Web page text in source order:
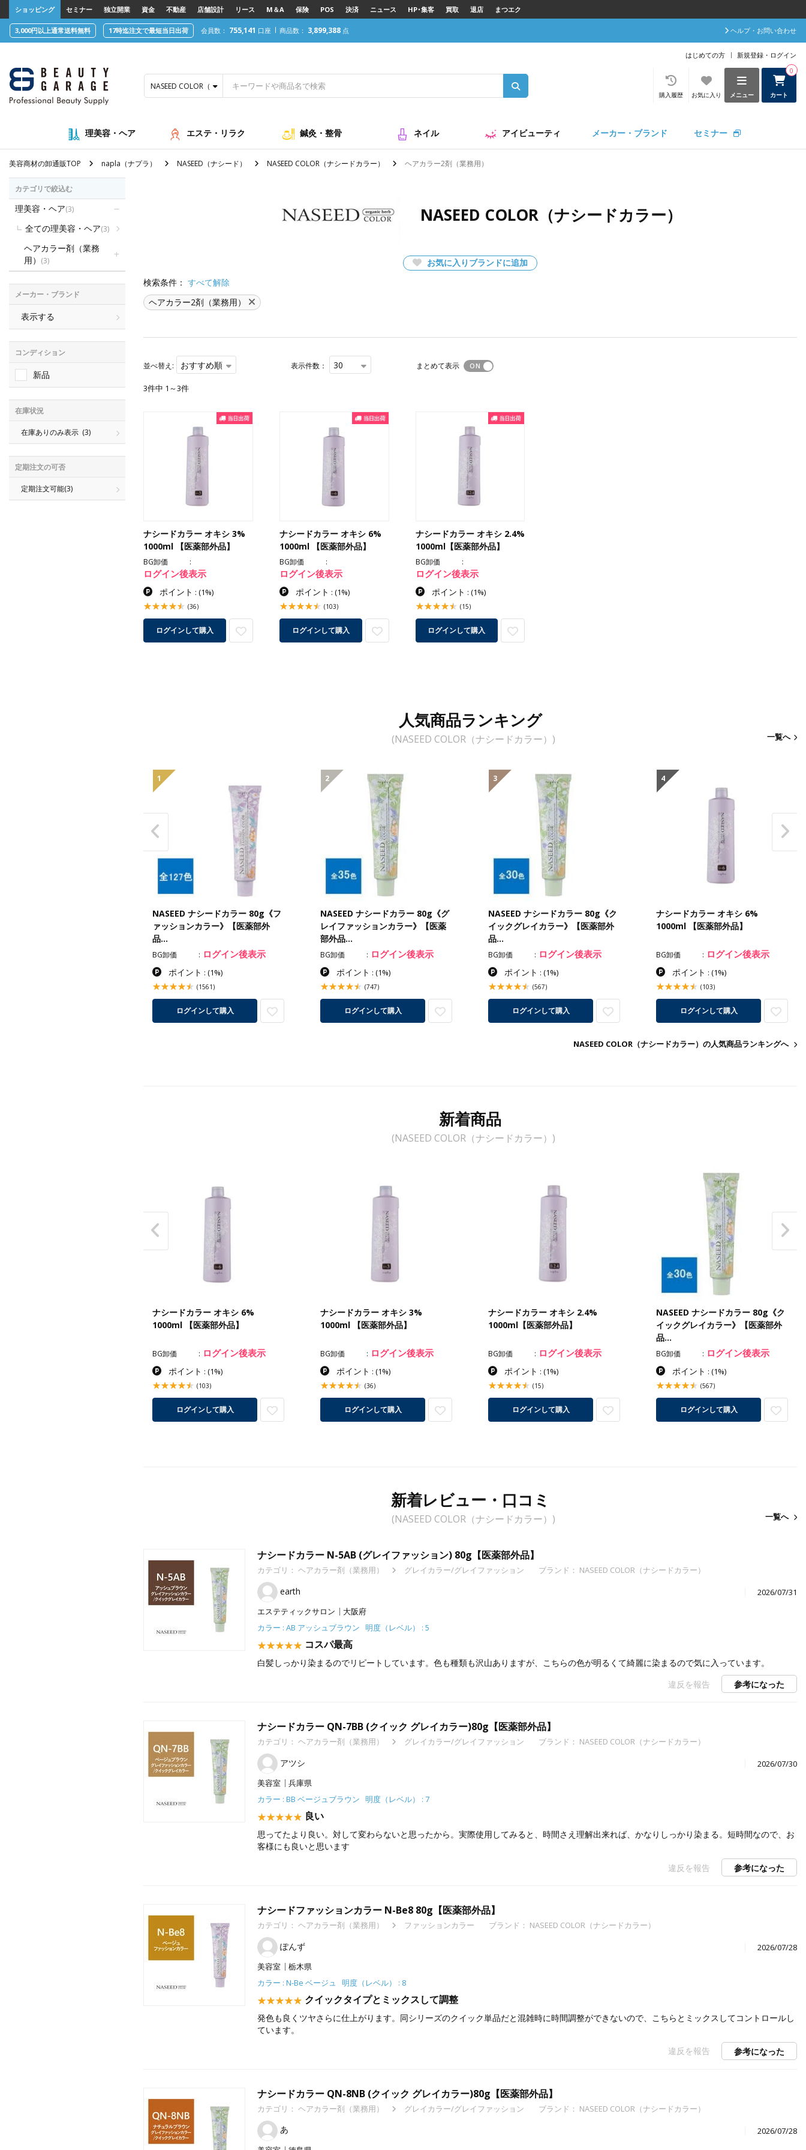
text.skipToContent
text.skipToNavigation
ショッピング セミナー 独立開業 資金 不動産 店舗設計 リース M＆A 保険 POS 決済 ニュース HP･集客 買取 退店 まつエク
3,000円以上通常送料無料 17時迄注文で最短当日出荷 会員数： 755,141 口座 商品数： 3,899,388 点 ヘルプ・お問い合わせ
はじめての方 新規登録・ログイン
カート
0
メニュー
お気に入り
購入履歴
NASEED COLOR（ナシードカラー）
理美容・ヘア エステ・リラク 鍼灸・整骨 ネイル アイビューティ メーカー・ブランド セミナー
美容商材の卸通販TOP napla（ナプラ） NASEED（ナシード） NASEED COLOR（ナシードカラー） ヘアカラー2剤（業務用）
カテゴリで絞込む
理美容・ヘア(3)
全ての理美容・ヘア(3)
ヘアカラー剤（業務
用） (3)
メーカー・ブランド
表示する
コンディション
新品
在庫状況
在庫ありのみ表示 (3)
定期注文の可否
定期注文可能(3)
NASEED COLOR（ナシードカラー）
お気に入りブランドに追加
検索条件： すべて解除
ヘアカラー2剤（業務用）
並べ替え: おすすめ順 表示件数： 30 まとめて表示
3件中 1～3件
ナシードカラー オキシ 3%
1000ml 【医薬部外品】
BG卸価
ログイン後表示
ポイント : (1%)
(36)
ログインして購入
ナシードカラー オキシ 6%
1000ml 【医薬部外品】
BG卸価
ログイン後表示
ポイント : (1%)
(103)
ログインして購入
ナシードカラー オキシ 2.4%
1000ml【医薬部外品】
BG卸価
ログイン後表示
ポイント : (1%)
(15)
ログインして購入
人気商品ランキング
(NASEED COLOR（ナシードカラー）) 一覧へ
1
NASEED ナシードカラー 80g《フ
ァッションカラー》【医薬部外
品…
BG卸価 ログイン後表示
ポイント : (1%)
(1561)
ログインして購入
2
NASEED ナシードカラー 80g《グ
レイファッションカラー》【医薬
部外品…
BG卸価 ログイン後表示
ポイント : (1%)
(747)
ログインして購入
3
NASEED ナシードカラー 80g《ク
イックグレイカラー》【医薬部外
品…
BG卸価 ログイン後表示
ポイント : (1%)
(567)
ログインして購入
4
ナシードカラー オキシ 6%
1000ml 【医薬部外品】
BG卸価 ログイン後表示
ポイント : (1%)
(103)
ログインして購入
NASEED COLOR（ナシードカラー）の人気商品ランキングへ
新着商品
(NASEED COLOR（ナシードカラー）)
ナシードカラー オキシ 6%
1000ml 【医薬部外品】
BG卸価 ログイン後表示
ポイント : (1%)
(103)
ログインして購入
ナシードカラー オキシ 3%
1000ml 【医薬部外品】
BG卸価 ログイン後表示
ポイント : (1%)
(36)
ログインして購入
ナシードカラー オキシ 2.4%
1000ml【医薬部外品】
BG卸価 ログイン後表示
ポイント : (1%)
(15)
ログインして購入
NASEED ナシードカラー 80g《ク
イックグレイカラー》【医薬部外
品…
BG卸価 ログイン後表示
ポイント : (1%)
(567)
ログインして購入
新着レビュー・口コミ
(NASEED COLOR（ナシードカラー）) 一覧へ
ナシードカラー N-5AB (グレイファッション) 80g【医薬部外品】
カテゴリ： ヘアカラー剤（業務用） グレイカラー/グレイファッション ブランド： NASEED COLOR（ナシードカラー）
earth
2026/07/31
エステティックサロン
大阪府
カラー : AB アッシュブラウン 明度（レベル） : 5
コスパ最高
白髪しっかり染まるのでリピートしています。色も種類も沢山ありますが、こちらの色が明るくて綺麗に染まるので気に入っています。
違反を報告
参考になった
ナシードカラー QN-7BB (クイック グレイカラー)80g【医薬部外品】
カテゴリ： ヘアカラー剤（業務用） グレイカラー/グレイファッション ブランド： NASEED COLOR（ナシードカラー）
アツシ
2026/07/30
美容室
兵庫県
カラー : BB ベージュブラウン 明度（レベル） : 7
良い
思ってたより良い。対して変わらないと思ったから。実際使用してみると、時間さえ理解出来れば、かなりしっかり染まる。短時間なので、お
客様にも良いと思います
違反を報告
参考になった
ナシードファッションカラー N-Be8 80g【医薬部外品】
カテゴリ： ヘアカラー剤（業務用） ファッションカラー ブランド： NASEED COLOR（ナシードカラー）
ぽんず
2026/07/28
美容室
栃木県
カラー : N-Be ベージュ 明度（レベル） : 8
クイックタイプとミックスして調整
発色も良くツヤさらに仕上がります。同シリーズのクイック単品だと混雑時に時間調整ができないので、こちらとミックスしてコントロールし
ています。
違反を報告
参考になった
ナシードカラー QN-8NB (クイック グレイカラー)80g【医薬部外品】
カテゴリ： ヘアカラー剤（業務用） グレイカラー/グレイファッション ブランド： NASEED COLOR（ナシードカラー）
あ
2026/07/28